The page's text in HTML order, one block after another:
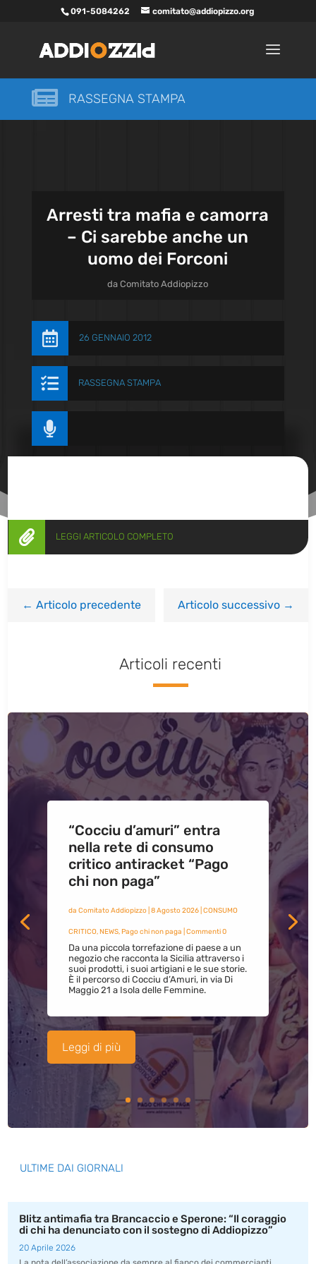
091-5084262 comitato@addiopizzo.org
 RASSEGNA STAMPA
Arresti tra mafia e camorra
– Ci sarebbe anche un
uomo dei Forconi
daComitato Addiopizzo
 26 GENNAIO 2012
 RASSEGNA STAMPA

 LEGGI ARTICOLO COMPLETO
←Articolo precedente Articolo successivo→
Articoli recenti
“Cocciu d’amuri” entra
nella rete di consumo
critico antiracket “Pago
chi non paga”
da Comitato Addiopizzo| 8 Agosto 2026| CONSUMO
CRITICO,NEWS,Pago chi non paga | Commenti 0
Da una piccola torrefazione di paese a un
negozio che racconta la Sicilia attraverso i
suoi prodotti, i suoi artigiani e le sue storie.
È il percorso di Cocciu d’Amuri, in via Di
Maggio 21 a Isola delle Femmine.
Leggi di più
ULTIME DAI GIORNALI
Blitz antimafia tra Brancaccio e Sperone: “Il coraggio
di chi ha denunciato con il sostegno di Addiopizzo”
20 Aprile 2026